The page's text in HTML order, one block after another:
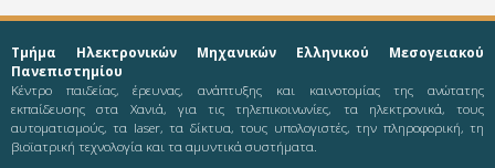
Τμήμα Ηλεκτρονικών Μηχανικών Ελληνικού Μεσογειακού
Πανεπιστημίου
Κέντρο παιδείας, έρευνας, ανάπτυξης και καινοτομίας της ανώτατης
εκπαίδευσης στα Χανιά, για τις τηλεπικοινωνίες, τα ηλεκτρονικά, τους
αυτοματισμούς, τα laser, τα δίκτυα, τους υπολογιστές, την πληροφορική, τη
βιοϊατρική τεχνολογία και τα αμυντικά συστήματα.